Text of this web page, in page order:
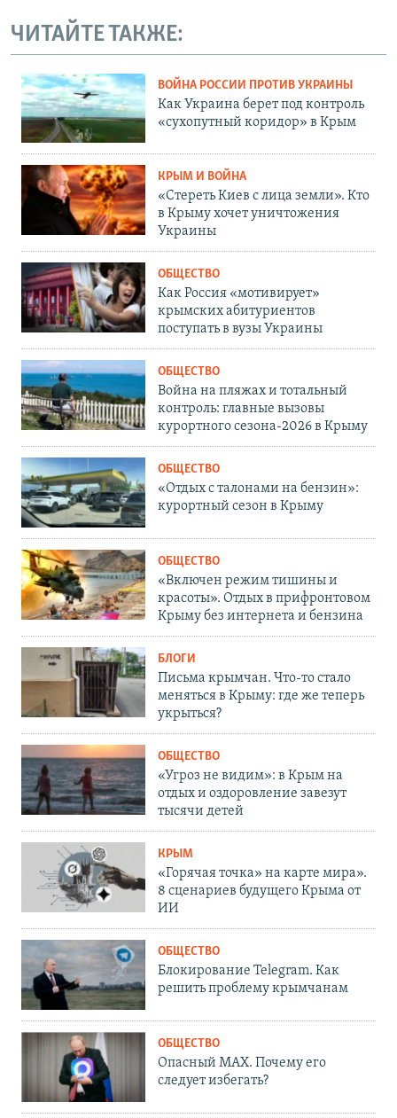
ЧИТАЙТЕ ТАКЖЕ:
ВОЙНА РОССИИ ПРОТИВ УКРАИНЫ
Как Украина берет под контроль
«сухопутный коридор» в Крым
КРЫМ И ВОЙНА
«Стереть Киев с лица земли». Кто
в Крыму хочет уничтожения
Украины
ОБЩЕСТВО
Как Россия «мотивирует»
крымских абитуриентов
поступать в вузы Украины
ОБЩЕСТВО
Война на пляжах и тотальный
контроль: главные вызовы
курортного сезона-2026 в Крыму
ОБЩЕСТВО
«Отдых с талонами на бензин»:
курортный сезон в Крыму
ОБЩЕСТВО
«Включен режим тишины и
красоты». Отдых в прифронтовом
Крыму без интернета и бензина
БЛОГИ
Письма крымчан. Что-то стало
меняться в Крыму: где же теперь
укрыться?
ОБЩЕСТВО
«Угроз не видим»: в Крым на
отдых и оздоровление завезут
тысячи детей
КРЫМ
«Горячая точка» на карте мира».
8 сценариев будущего Крыма от
ИИ
ОБЩЕСТВО
Блокирование Telegram. Как
решить проблему крымчанам
ОБЩЕСТВО
Опасный MAX. Почему его
следует избегать?